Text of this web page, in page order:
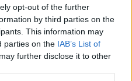
opt-out of the further
by third parties on the
This information may
parties on the IAB’s List of
further disclose it to other